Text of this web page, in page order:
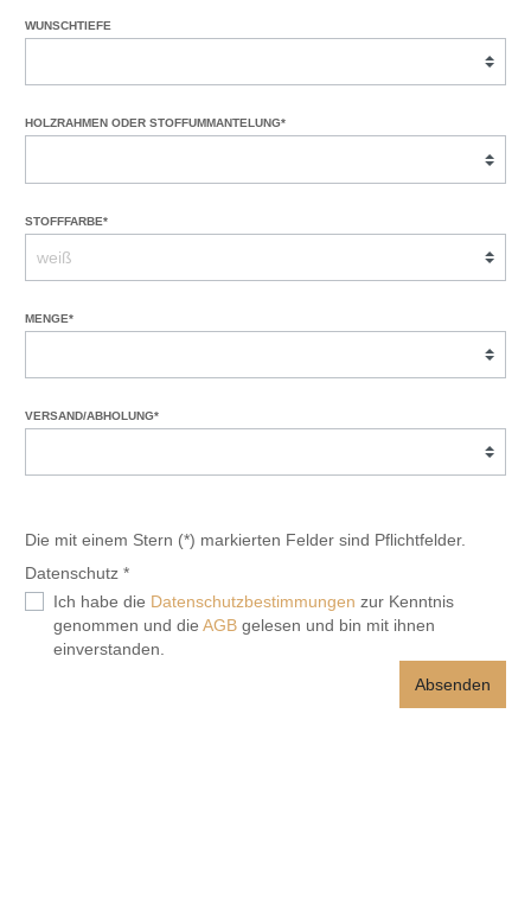
WUNSCHTIEFE
HOLZRAHMEN ODER STOFFUMMANTELUNG*
STOFFFARBE*
MENGE*
VERSAND/ABHOLUNG*
Die mit einem Stern (*) markierten Felder sind Pflichtfelder.
Datenschutz *
Ich habe die Datenschutzbestimmungen zur Kenntnis
genommen und die AGB gelesen und bin mit ihnen
einverstanden.
Absenden